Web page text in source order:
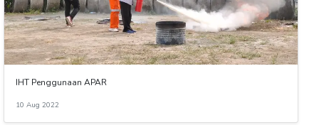
IHT Penggunaan APAR
10 Aug 2022